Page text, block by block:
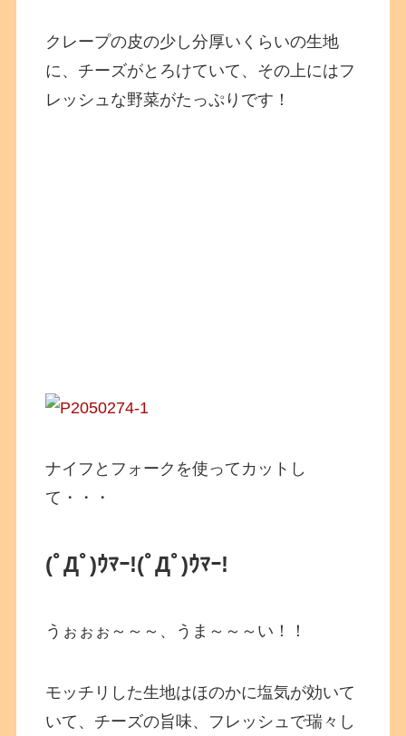
クレープの皮の少し分厚いくらいの生地
に、チーズがとろけていて、その上にはフ
レッシュな野菜がたっぷりです！
ナイフとフォークを使ってカットし
て・・・
(ﾟДﾟ)ｳﾏｰ!(ﾟДﾟ)ｳﾏｰ!
うぉぉぉ～～～、うま～～～い！！
モッチリした生地はほのかに塩気が効いて
いて、チーズの旨味、フレッシュで瑞々し